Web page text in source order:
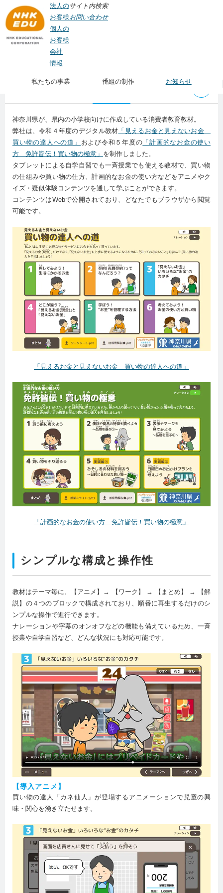
法人の
お客様
個人の
お客様
会社
情報
サイト内検索
お問い合わせ
私たちの事業 番組の制作 お知らせ
私たちの事業
消費者教育デジタル教材
神奈川県が、県内の小学校向けに作成している消費者教育教材。
弊社は、令和４年度のデジタル教材 「見えるお金と見えないお金
買い物の達人への道」 および令和５年度の 「計画的なお金の使い
方 免許皆伝！買い物の極意」 を制作しました。
タブレットによる自学自習でも一斉授業でも使える教材で、買い物
の仕組みや買い物の仕方、計画的なお金の使い方などをアニメやク
イズ・疑似体験コンテンツを通して学ぶことができます。
コンテンツはWebで公開されており、どなたでもブラウザから閲覧
可能です。
「見えるお金と見えないお金 買い物の達人への道」
「計画的なお金の使い方 免許皆伝！買い物の極意」
シンプルな構成と操作性
教材はテーマ毎に、【アニメ】→ 【ワーク】 → 【まとめ】 → 【解
説】の４つのブロックで構成されており、順番に再生するだけのシ
ンプルな操作で進行できます。
ナレーションや字幕のオンオフなどの機能も備えているため、一斉
授業や自学自習など、どんな状況にも対応可能です。
【導入アニメ】
買い物の達人「カネ仙人」が登場するアニメーションで児童の興
味・関心を湧き立たせます。